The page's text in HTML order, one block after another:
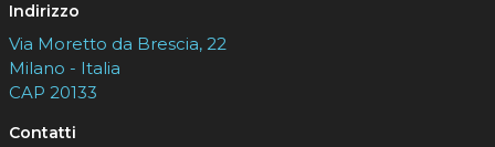
Indirizzo
Via Moretto da Brescia, 22
Milano - Italia
CAP 20133
Contatti